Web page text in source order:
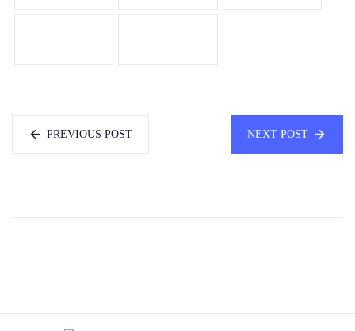
PREVIOUS POST NEXT POST